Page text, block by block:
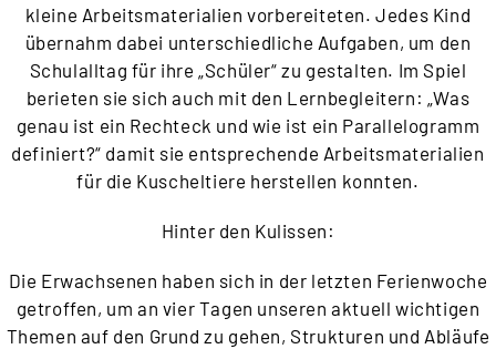
kleine Arbeitsmaterialien vorbereiteten. Jedes Kind
übernahm dabei unterschiedliche Aufgaben, um den
Schulalltag für ihre „Schüler“ zu gestalten. Im Spiel
berieten sie sich auch mit den Lernbegleitern: „Was
genau ist ein Rechteck und wie ist ein Parallelogramm
definiert?“ damit sie entsprechende Arbeitsmaterialien
für die Kuscheltiere herstellen konnten.
Hinter den Kulissen:
Die Erwachsenen haben sich in der letzten Ferienwoche
getroffen, um an vier Tagen unseren aktuell wichtigen
Themen auf den Grund zu gehen, Strukturen und Abläufe